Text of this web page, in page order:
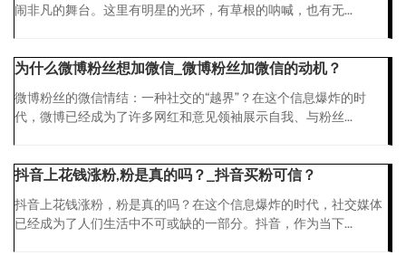
闹非凡的舞台。这里有明星的光环，有草根的呐喊，也有无...
为什么微博粉丝想加微信_微博粉丝加微信的动机？
微博粉丝的微信情结：一种社交的“越界”？在这个信息爆炸的时
代，微博已经成为了许多网红和意见领袖展示自我、与粉丝...
抖音上花钱涨粉,粉是真的吗？_抖音买粉可信？
抖音上花钱涨粉，粉是真的吗？在这个信息爆炸的时代，社交媒体
已经成为了人们生活中不可或缺的一部分。抖音，作为当下...